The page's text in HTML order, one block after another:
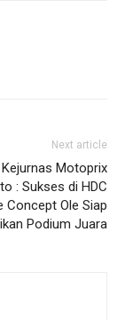
Next article
Motoprix
: Sukses di HDC
Concept Ole Siap
Podium Juara